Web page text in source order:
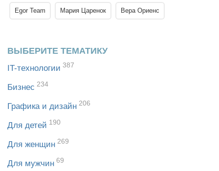
Egor Team Мария Царенок Вера Ориенс
ВЫБЕРИТЕ ТЕМАТИКУ
IT-технологии 387
Бизнес 234
Графика и дизайн 206
Для детей 190
Для женщин 269
Для мужчин 69